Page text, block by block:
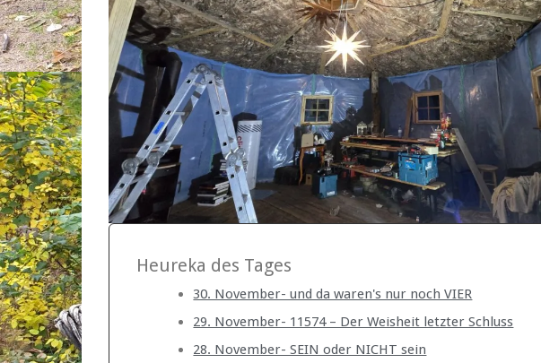
Heureka des Tages
30. November- und da waren's nur noch VIER
29. November- 11574 – Der Weisheit letzter Schluss
28. November- SEIN oder NICHT sein